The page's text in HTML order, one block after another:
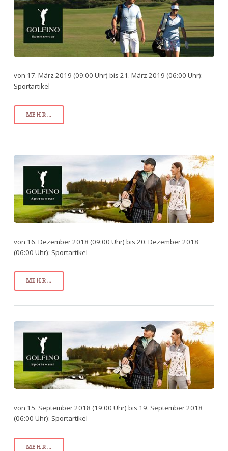
von 17. März 2019 (09:00 Uhr) bis 21. März 2019 (06:00 Uhr):
Sportartikel
MEHR...
von 16. Dezember 2018 (09:00 Uhr) bis 20. Dezember 2018
(06:00 Uhr): Sportartikel
MEHR...
von 15. September 2018 (19:00 Uhr) bis 19. September 2018
(06:00 Uhr): Sportartikel
MEHR...